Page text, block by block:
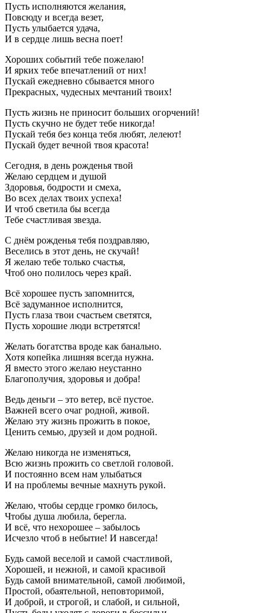
Пусть исполняются желания,
Повсюду и всегда везет,
Пусть улыбается удача,
И в сердце лишь весна поет!
Хороших событий тебе пожелаю!
И ярких тебе впечатлений от них!
Пускай ежедневно сбывается много
Прекрасных, чудесных мечтаний твоих!
Пусть жизнь не приносит больших огорчений!
Пусть скучно не будет тебе никогда!
Пускай тебя без конца тебя любят, лелеют!
Пускай будет вечной твоя красота!
Сегодня, в день рожденья твой
Желаю сердцем и душой
Здоровья, бодрости и смеха,
Во всех делах твоих успеха!
И чтоб светила бы всегда
Тебе счастливая звезда.
С днём рожденья тебя поздравляю,
Веселись в этот день, не скучай!
Я желаю тебе только счастья,
Чтоб оно полилось через край.
Всё хорошее пусть запомнится,
Всё задуманное исполнится,
Пусть глаза твои счастьем светятся,
Пусть хорошие люди встретятся!
Желать богатства вроде как банально.
Хотя копейка лишняя всегда нужна.
Я вместо этого желаю неустанно
Благополучия, здоровья и добра!
Ведь деньги – это ветер, всё пустое.
Важней всего очаг родной, живой.
Желаю эту жизнь прожить в покое,
Ценить семью, друзей и дом родной.
Желаю никогда не изменяться,
Всю жизнь прожить со светлой головой.
И постоянно всем нам улыбаться
И на проблемы вечные махнуть рукой.
Желаю, чтобы сердце громко билось,
Чтобы душа любила, берегла.
И всё, что нехорошее – забылось
Исчезло чтоб в небытие! И навсегда!
Будь самой веселой и самой счастливой,
Хорошей, и нежной, и самой красивой
Будь самой внимательной, самой любимой,
Простой, обаятельной, неповторимой,
И доброй, и строгой, и слабой, и сильной,